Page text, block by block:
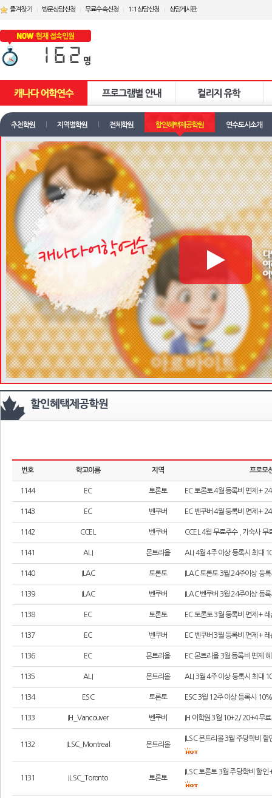
즐겨찾기 방문상담신청 무료수속신청 1:1상담신청 상담게시판
추천학원 지역별학원 전체학원 할인혜택제공학원 연수도시소개
번호 학교이름 지역 프로모
1144 EC 토론토 EC 토론토 4월 등록비 면제 +
1143 EC 벤쿠버 EC 벤쿠버 4월 등록비 면제 +
1142 CCEL 벤쿠버 CCEL 4월 무료주수 , 기숙사
1141 ALI 몬트리올 ALI 4월 4주 이상 등록시 최대
1140 ILAC 토론토 ILAC 토론토 3월 24주이상 등
1139 ILAC 벤쿠버 ILAC 벤쿠버 3월 24주이상 등
1138 EC 토론토 EC 토론토 3월 등록비 면제 +
1137 EC 벤쿠버 EC 벤쿠버 3월 등록비 면제 +
1136 EC 몬트리올 EC 몬트리올 3월 등록비 면제
1135 ALI 몬트리올 ALI 3월 4주 이상 등록시 최대
1134 ESC 토론토 ESC 3월 12주 이상 등록시
1133 IH_Vancouver 벤쿠버 IH 어학원 3월 10+2/ 20+4 무
1132 ILSC_Montreal 몬트리올
ILSC 몬트리올 3월 주당학비
1131 ILSC_Toronto 토론토
ILSC 토론토 3월 주당학비 할